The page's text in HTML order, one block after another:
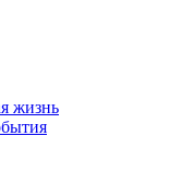
жизнь